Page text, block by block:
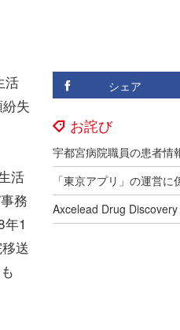
シェア
お詫び
活
失
活
務
1
送